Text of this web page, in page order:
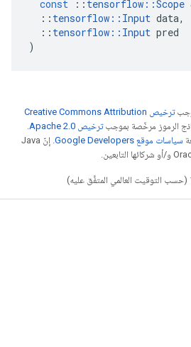
const
:: tensorflow ::Scope
:: tensorflow :: Input data,
:: tensorflow :: Input pred
)
ترخيص Creative Commons Attribution
الرموز مرخّصة بموجبترخيص Apache 2.0‏
.
سياسات موقع Google Developers‏
. إنّ Java